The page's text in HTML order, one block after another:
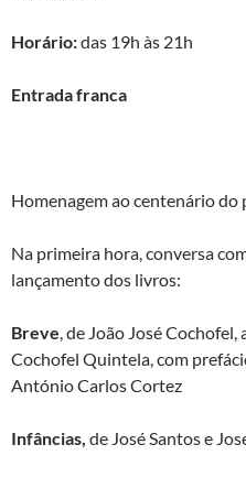
Horário:das 19h às 21h
Entrada franca
Homenagem ao centenário do
Na primeira hora, conversa
lançamento dos livros:
Breve , de João José
Cochofel Quintela, com
António Carlos Cortez
Infâncias, de José Santos e